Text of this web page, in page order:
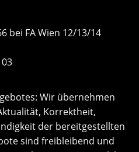
bei FA Wien 12/13/14
Wir übernehmen
Korrektheit,
der bereitgestellten
sind freibleibend und